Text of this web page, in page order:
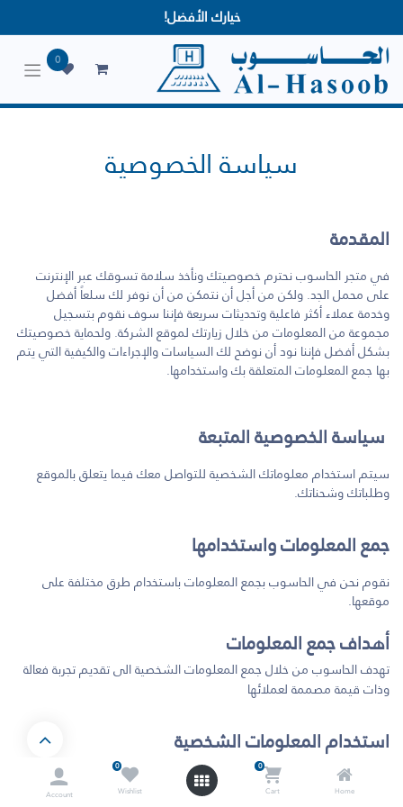
Home
0
Cart
0
Wishlist
Account
خيارك الأفضل!
0
سياسة الخصوصية
المقدمة
في متجر الحاسوب نحترم خصوصيتك ونأخذ سلامة تسوقك عبر الإنترنت
على محمل الجد. ولكن من أجل أن نتمكن من أن نوفر لك سلعاً أفضل
وخدمة عملاء أكثر فاعلية وتحديثات سريعة فإننا سوف نقوم بتسجيل
مجموعة من المعلومات من خلال زيارتك لموقع الشركة. ولحماية خصوصيتك
بشكل أفضل فإننا نود أن نوضح لك السياسات والإجراءات والكيفية التي يتم
بها جمع المعلومات المتعلقة بك واستخدامها.
سياسة الخصوصية المتبعة
​سيتم استخدام معلوماتك الشخصية للتواصل معك فيما يتعلق بالموقع
وطلباتك وشحناتك.
جمع المعلومات واستخدامها
نقوم نحن في الحاسوب بجمع المعلومات باستخدام طرق مختلفة على
موقعها.
أهداف جمع المعلومات
تهدف الحاسوب من خلال جمع المعلومات الشخصية الى تقديم تجربة فعالة
وذات قيمة مصممة لعملائها
استخدام المعلومات الشخصية
يمكن لموقع الحاسوب استخدام معلوماتك الشخصية فيما يلي
تسهيل عملية استخدام الموقع عليك من حيث عدم اضطرارك إلى